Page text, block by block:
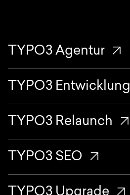
TYPO3 Agentur
TYPO3 Entwicklung
TYPO3 Relaunch
TYPO3 SEO
TYPO3 Upgrade